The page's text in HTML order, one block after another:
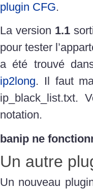
plugin CFG.
La version 1.1
pour tester
a été trouvé
ip2long. Il faut
ip_black_list.txt.
notation.
banip ne
Un autre
Un nouveau